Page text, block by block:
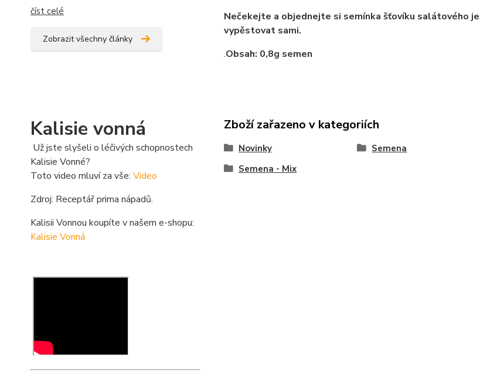
číst celé
Zobrazit všechny články
Kalisie vonná
Už jste slyšeli o léčivých schopnostech
Kalisie Vonné?
Toto video mluví za vše: Video
Zdroj: Receptář prima nápadů.
Kalisii Vonnou koupíte v našem e-shopu:
Kalisie Vonná
Nečekejte a objednejte si semínka šťovíku salátového
vypěstovat sami.
.Obsah: 0,8g semen
Zboží zařazeno v kategoriích
Novinky Semena
Semena - Mix